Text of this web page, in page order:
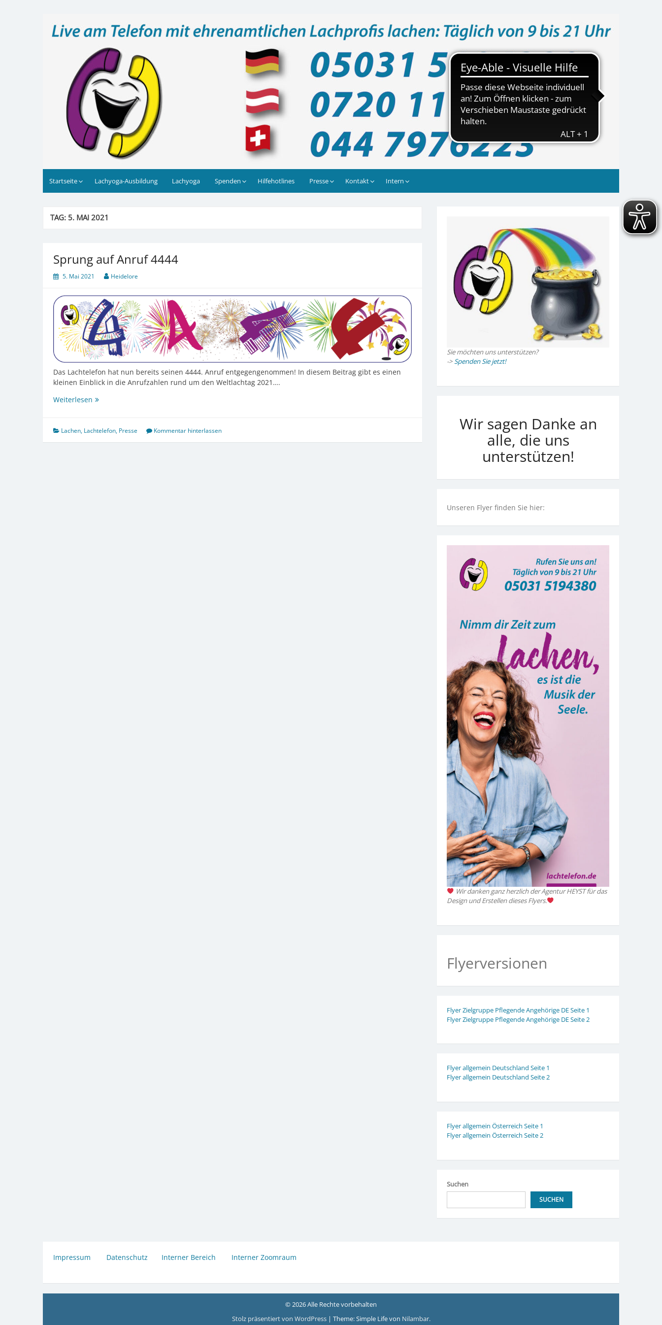
Lachtelefon
Live am Telefon mit ehrenamtlichen Lachprofis lachen: Täglich 9 – 21 Uhr, auch am Wochenende
Startseite Lachyoga-Ausbildung Lachyoga Spenden Hilfehotlines Presse Kontakt Intern
TAG: 5. MAI 2021
Sprung auf Anruf 4444
5. Mai 2021 Heidelore
Das Lachtelefon hat nun bereits seinen 4444. Anruf entgegengenommen! In diesem Beitrag gibt es einen
kleinen Einblick in die Anrufzahlen rund um den Weltlachtag 2021….
Weiterlesen Sprung
4444
Lachen, Lachtelefon, Presse Kommentar hinterlassen
Sie möchten uns unterstützen?
->Spenden Sie jetzt!
Wir sagen Danke an
alle, die uns
unterstützen!
Unseren Flyer finden Sie hier:
Wir danken ganz herzlich der Agentur HEYST für das
Design und Erstellen dieses Flyers.
Flyerversionen
Flyer Zielgruppe Pflegende Angehörige DE Seite 1
Flyer Zielgruppe Pflegende Angehörige DE Seite 2
Flyer allgemein Deutschland Seite 1
Flyer allgemein Deutschland Seite 2
Flyer allgemein Österreich Seite 1
Flyer allgemein Österreich Seite 2
Suchen
SUCHEN
Impressum Datenschutz Interner Bereich Interner Zoomraum
© 2026 Alle Rechte vorbehalten
Stolz präsentiert von WordPress | Theme: Simple Life von Nilambar.